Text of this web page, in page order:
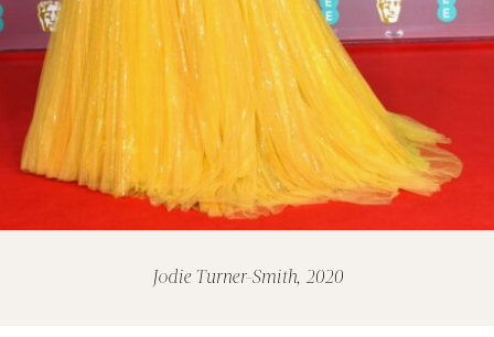
Jodie Turner-Smith, 2020